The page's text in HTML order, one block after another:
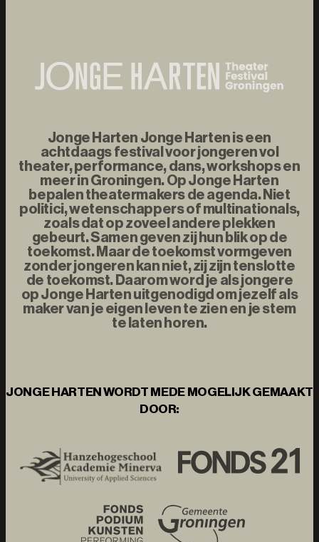
Jonge Harten Jonge Harten is een
achtdaags festival voor jongeren vol
theater, performance, dans, workshops en
meer in Groningen. Op Jonge Harten
bepalen theatermakers de agenda. Niet
politici, wetenschappers of multinationals,
zoals dat op zoveel andere plekken
gebeurt. Samen geven zij hun blik op de
toekomst. Maar de toekomst vormgeven
zonder jongeren kan niet, zij zijn tenslotte
de toekomst. Daarom word je als jongere
op Jonge Harten uitgenodigd om jezelf als
maker van je eigen leven te zien en je stem
te laten horen.
JONGE HARTEN WORDT MEDE MOGELIJK GEMAAKT
DOOR: